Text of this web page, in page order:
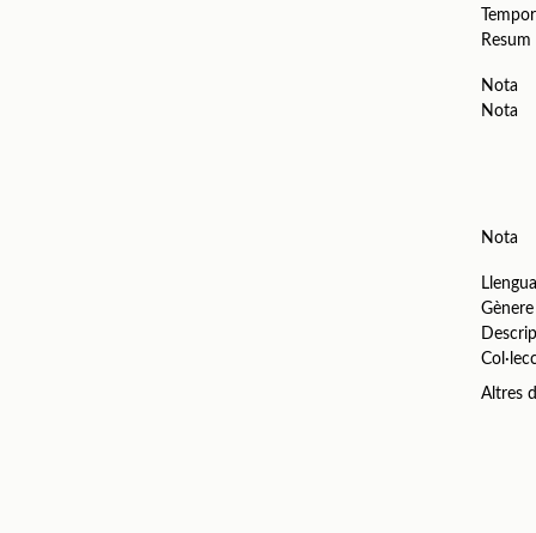
Resum
Nota
Nota
Nota
Gènere
Altres